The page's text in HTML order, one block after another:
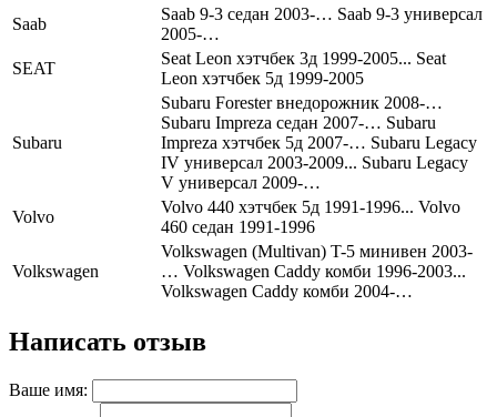
Saab
Saab 9-3 седан 2003-… Saab 9-3 универсал
2005-…
SEAT
Seat Leon хэтчбек 3д 1999-2005... Seat
Leon хэтчбек 5д 1999-2005
Subaru
Subaru Forester внедорожник 2008-…
Subaru Impreza седан 2007-… Subaru
Impreza хэтчбек 5д 2007-… Subaru Legacy
IV универсал 2003-2009... Subaru Legacy
V универсал 2009-…
Volvo
Volvo 440 хэтчбек 5д 1991-1996... Volvo
460 седан 1991-1996
Volkswagen
Volkswagen (Multivan) T-5 минивен 2003-
… Volkswagen Caddy комби 1996-2003...
Volkswagen Caddy комби 2004-…
Написать отзыв
Ваше имя: